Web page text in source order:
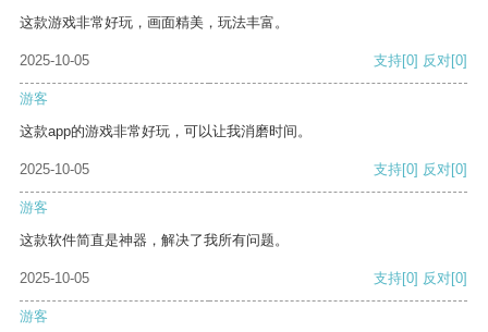
这款游戏非常好玩，画面精美，玩法丰富。
2025-10-05 支持[0] 反对[0]
游客
这款app的游戏非常好玩，可以让我消磨时间。
2025-10-05 支持[0] 反对[0]
游客
这款软件简直是神器，解决了我所有问题。
2025-10-05 支持[0] 反对[0]
游客